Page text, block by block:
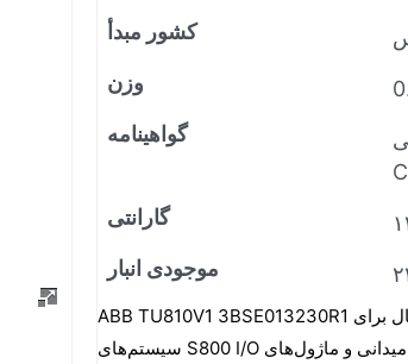
کشور مبدأ
وزن
گواهینامه
گارانتی
موجودی انبار
ABB TU810V1 3BSE013230R1 یک واحد ترمینال برای S800 I/O است. این یک دستگاه غیرفعال برای